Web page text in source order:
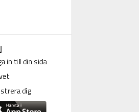
in till din sida
dig